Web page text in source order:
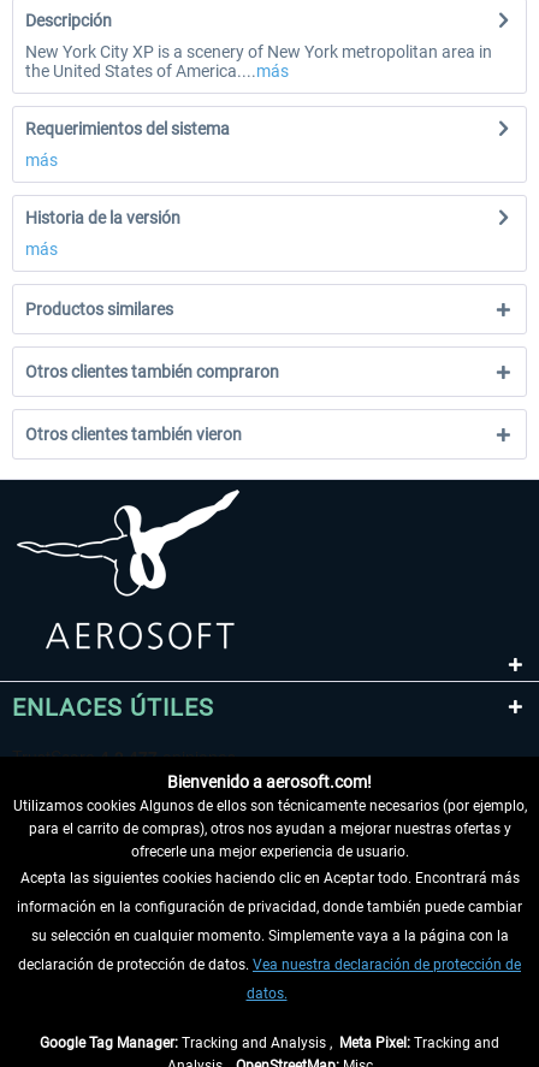
Descripción
New York City XP is a scenery of New York metropolitan area in
the United States of America....más
Requerimientos del sistema
más
Historia de la versión
más
Productos similares
Otros clientes también compraron
Otros clientes también vieron
ENLACES ÚTILES
DESISTIR DEL CONTRATO
INFORMACIÓN
Bienvenido a aerosoft.com!
Utilizamos cookies Algunos de ellos son técnicamente necesarios (por ejemplo,
para el carrito de compras), otros nos ayudan a mejorar nuestras ofertas y
ofrecerle una mejor experiencia de usuario.
Acepta las siguientes cookies haciendo clic en Aceptar todo. Encontrará más
información en la configuración de privacidad, donde también puede cambiar
su selección en cualquier momento. Simplemente vaya a la página con la
declaración de protección de datos. Vea nuestra declaración de protección de
datos.
Google Tag Manager: Tracking and Analysis , Meta Pixel: Tracking and